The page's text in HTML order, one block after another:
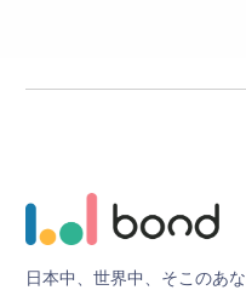
日本中、世界中、 そこのあな